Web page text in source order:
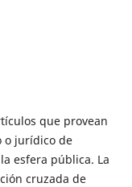
que provean
o jurídico de
esfera pública. La
cruzada de